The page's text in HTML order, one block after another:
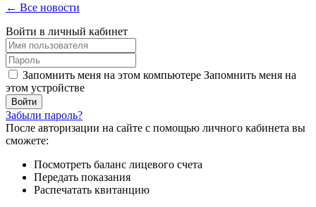
← Все новости
Войти в личный кабинет
Запомнить меня на этом компьютере Запомнить меня на
этом устройстве
Забыли пароль?
После авторизации на сайте с помощью личного кабинета вы
сможете:
Посмотреть баланс лицевого счета
Передать показания
Распечатать квитанцию